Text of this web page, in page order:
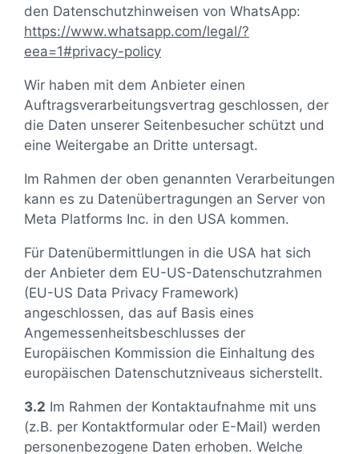
den Datenschutzhinweisen von WhatsApp:
https://www.whatsapp.com/legal/?
eea=1#privacy-policy
Wir haben mit dem Anbieter einen
Auftragsverarbeitungsvertrag geschlossen, der
die Daten unserer Seitenbesucher schützt und
eine Weitergabe an Dritte untersagt.
Im Rahmen der oben genannten Verarbeitungen
kann es zu Datenübertragungen an Server von
Meta Platforms Inc. in den USA kommen.
Für Datenübermittlungen in die USA hat sich
der Anbieter dem EU-US-Datenschutzrahmen
(EU-US Data Privacy Framework)
angeschlossen, das auf Basis eines
Angemessenheitsbeschlusses der
Europäischen Kommission die Einhaltung des
europäischen Datenschutzniveaus sicherstellt.
3.2 Im Rahmen der Kontaktaufnahme mit uns
(z.B. per Kontaktformular oder E-Mail) werden
personenbezogene Daten erhoben. Welche